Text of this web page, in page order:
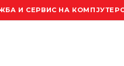
И СЕРВИС НА